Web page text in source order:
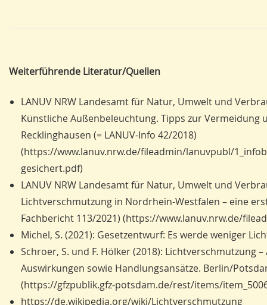
Weiterführende Literatur/Quellen
LANUV NRW Landesamt für Natur, Umwelt und
Künstliche Außenbeleuchtung. Tipps zur
Recklinghausen (= LANUV-Info 42/2018)
(https://www.lanuv.nrw.de/fileadmin/lanuvpubl/
gesichert.pdf)
LANUV NRW Landesamt für Natur, Umwelt und
Lichtverschmutzung in Nordrhein-Westfalen – eine
Fachbericht 113/2021) (https://www.lanuv.nrw.de/
Michel, S. (2021): Gesetzentwurf: Es werde weniger
Schroer, S. und F. Hölker (2018): Lichtverschmutzung
Auswirkungen sowie Handlungsansätze. Berlin/
(https://gfzpublik.gfz-potsdam.de/rest/items/
https://de.wikipedia.org/wiki/Lichtverschmutzung